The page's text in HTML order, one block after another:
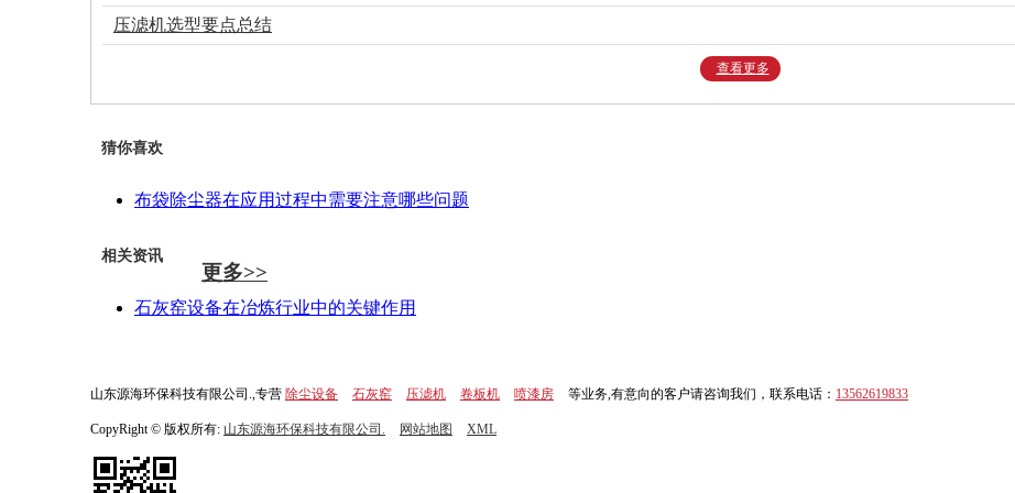
压滤机选型要点总结
查看更多
猜你喜欢
布袋除尘器在应用过程中需要注意哪些问题
相关资讯
更多>>
石灰窑设备在冶炼行业中的关键作用
山东源海环保科技有限公司.,专营 除尘设备 石灰窑 压滤机 卷板机 喷漆房 等业务,有意向的客户请咨询我们，联系电话： 13562619833
CopyRight © 版权所有: 山东源海环保科技有限公司. 网站地图 XML